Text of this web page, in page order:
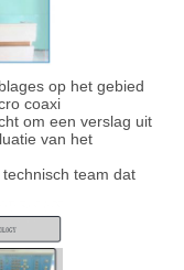
op het gebied
coaxi
om een verslag uit
van het
team dat